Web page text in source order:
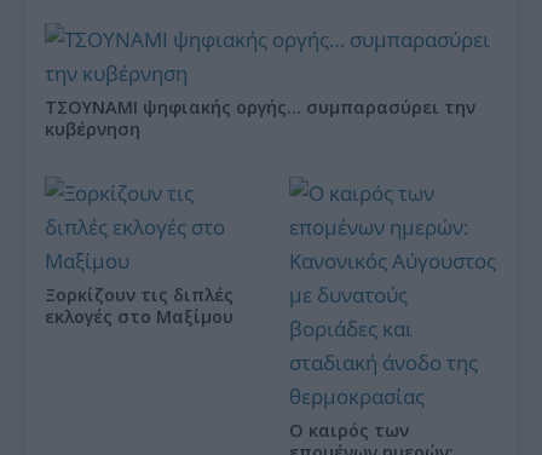
ΤΣΟΥΝΑΜΙ ψηφιακής οργής… συμπαρασύρει την
κυβέρνηση
Ξορκίζουν τις διπλές
εκλογές στο Μαξίμου
Ο καιρός των